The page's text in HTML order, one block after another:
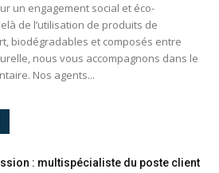
un engagement social et éco-
de l’utilisation de produits de
biodégradables et composés entre
nous vous accompagnons dans le
Nos agents...
: multispécialiste du poste client